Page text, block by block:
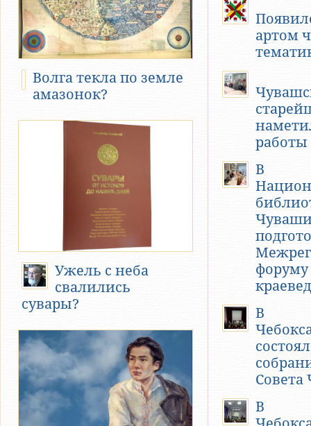
Волга текла по земле
амазонок?
Ужель с неба
свалились
сувары?
артом
работы
В
В
В